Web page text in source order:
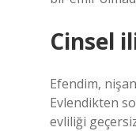
Cinsel
Efendim,
Evlendikten
evliliği